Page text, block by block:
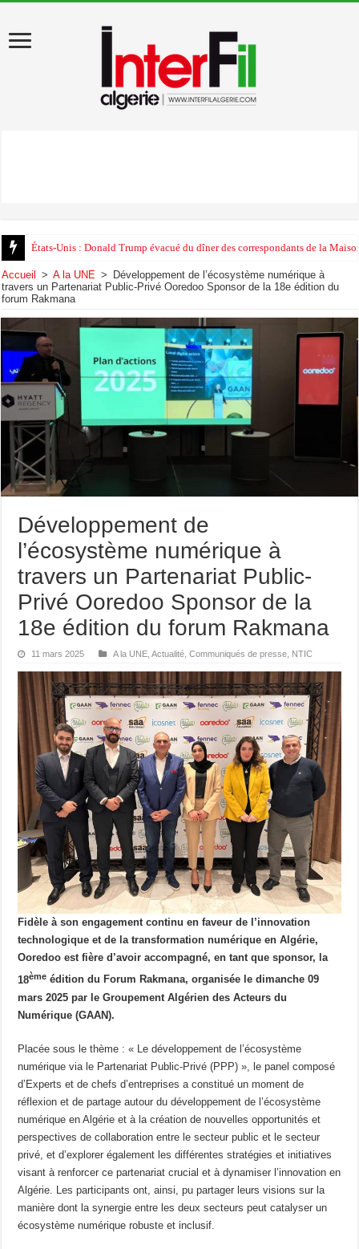
États-Unis : Donald Trump évacué du dîner des correspondants de la
Au début de sa visite en Algérie, Léon XIV appelle au «pardon»
Accueil > A la UNE >
Développement de l’écosystème numérique à
travers un Partenariat Public-Privé Ooredoo Sponsor de la 18e édition du
forum Rakmana
Développement de
l’écosystème numérique à
travers un Partenariat Public-
Privé Ooredoo Sponsor de la
18e édition du forum Rakmana
11 mars 2025 A la UNE ,Actualité ,Communiqués de presse NTIC
Fidèle à son engagement continu en faveur de l’innovation
technologique et de la transformation numérique en Algérie,
Ooredoo est fière d’avoir accompagné, en tant que sponsor, la
18ème édition du Forum Rakmana, organisée le dimanche 09
mars 2025 par le Groupement Algérien des Acteurs du
Numérique (GAAN).
Placée sous le thème : « Le développement de l’écosystème
numérique via le Partenariat Public-Privé (PPP) », le panel composé
d’Experts et de chefs d’entreprises a constitué un moment de
réflexion et de partage autour du développement de l’écosystème
numérique en Algérie et à la création de nouvelles opportunités et
perspectives de collaboration entre le secteur public et le secteur
privé, et d’explorer également les différentes stratégies et initiatives
visant à renforcer ce partenariat crucial et à dynamiser l’innovation en
Algérie. Les participants ont, ainsi, pu partager leurs visions sur la
manière dont la synergie entre les deux secteurs peut catalyser un
écosystème numérique robuste et inclusif.